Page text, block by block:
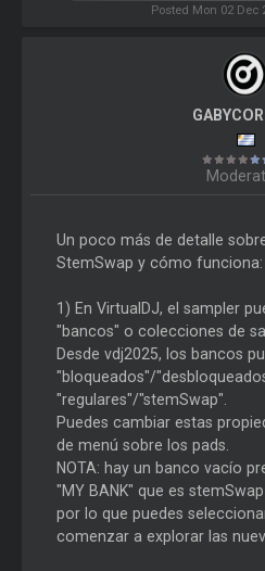
Posted Mon 02 Dec
Un poco más de detalle
StemSwap y cómo funciona:
1) En VirtualDJ, el sampler
"bancos" o colecciones de
Desde vdj2025, los bancos
"bloqueados"/
"regulares"/"stemSwap".
Puedes cambiar estas
de menú sobre los pads.
NOTA: hay un banco vacío
"MY BANK" que es
por lo que puedes
comenzar a explorar las